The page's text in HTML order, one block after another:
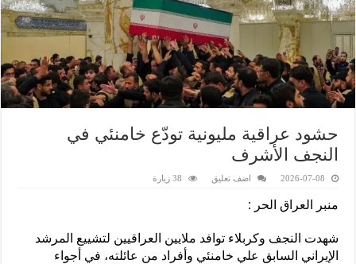
حشود عراقية مليونية تودّع خامنئي في
النجف الأشرف
2026-07-08 اضف تعليق 38 زيارة
منبر العراق الحر :
شهدت النجف وكربلاء توافد ملايين العراقيين لتشييع المرشد
الإيراني السابق علي خامنئي وأفراد من عائلته، في أجواء